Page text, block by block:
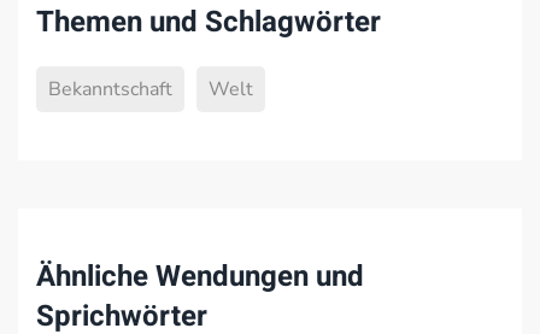
Themen und Schlagwörter
Bekanntschaft Welt
Ähnliche Wendungen und
Sprichwörter